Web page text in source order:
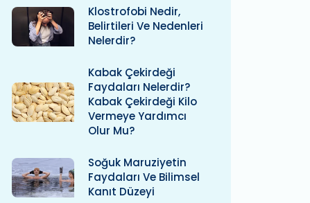
Klostrofobi Nedir,
Belirtileri Ve Nedenleri
Nelerdir?
Kabak Çekirdeği
Faydaları Nelerdir?
Kabak Çekirdeği Kilo
Vermeye Yardımcı
Olur Mu?
Soğuk Maruziyetin
Faydaları Ve Bilimsel
Kanıt Düzeyi